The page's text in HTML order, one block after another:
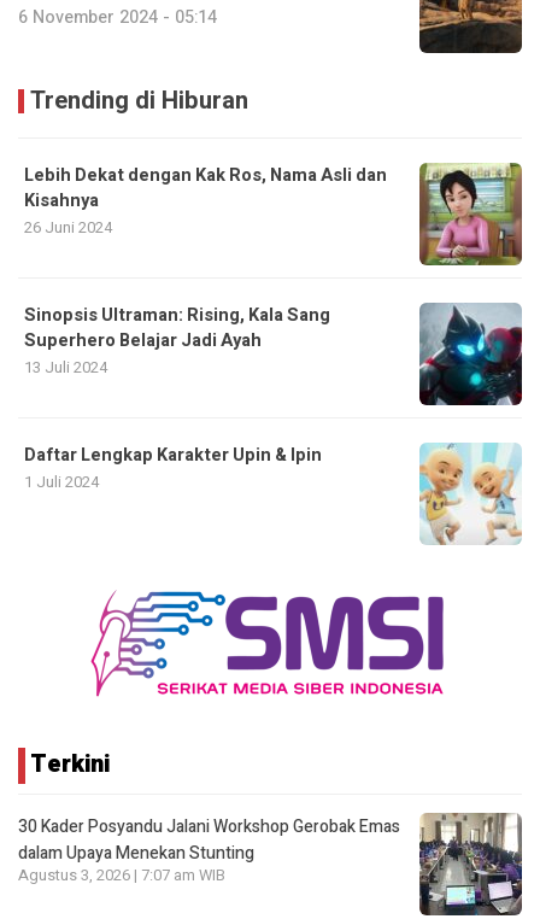
6 November 2024 - 05:14
Trending di Hiburan
Lebih Dekat dengan Kak Ros, Nama Asli dan
Kisahnya
26 Juni 2024
Sinopsis Ultraman: Rising, Kala Sang
Superhero Belajar Jadi Ayah
13 Juli 2024
Daftar Lengkap Karakter Upin & Ipin
1 Juli 2024
Terkini
30 Kader Posyandu Jalani Workshop Gerobak Emas
dalam Upaya Menekan Stunting
Agustus 3, 2026 | 7:07 am WIB